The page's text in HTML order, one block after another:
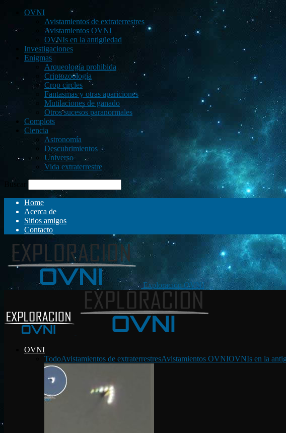
OVNI
Avistamientos de extraterrestres
Avistamientos OVNI
OVNIs en la antigüedad
Investigaciones
Enigmas
Arqueología prohibida
Criptozoología
Crop circles
Fantasmas y otras apariciones
Mutilaciones de ganado
Otros sucesos paranormales
Complots
Ciencia
Astronomía
Descubrimientos
Universo
Vida extraterrestre
Buscar
Home
Acerca de
Sitios amigos
Contacto
Exploración OVNI
OVNI
TodoAvistamientos de extraterrestresAvistamientos OVNIOVNIs en la